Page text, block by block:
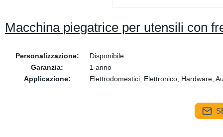
Macchina piegatrice per utensili con
Personalizzazione:
Disponibile
Garanzia:
1 anno
Applicazione:
Elettrodomestici, Elettronico, Hardware,